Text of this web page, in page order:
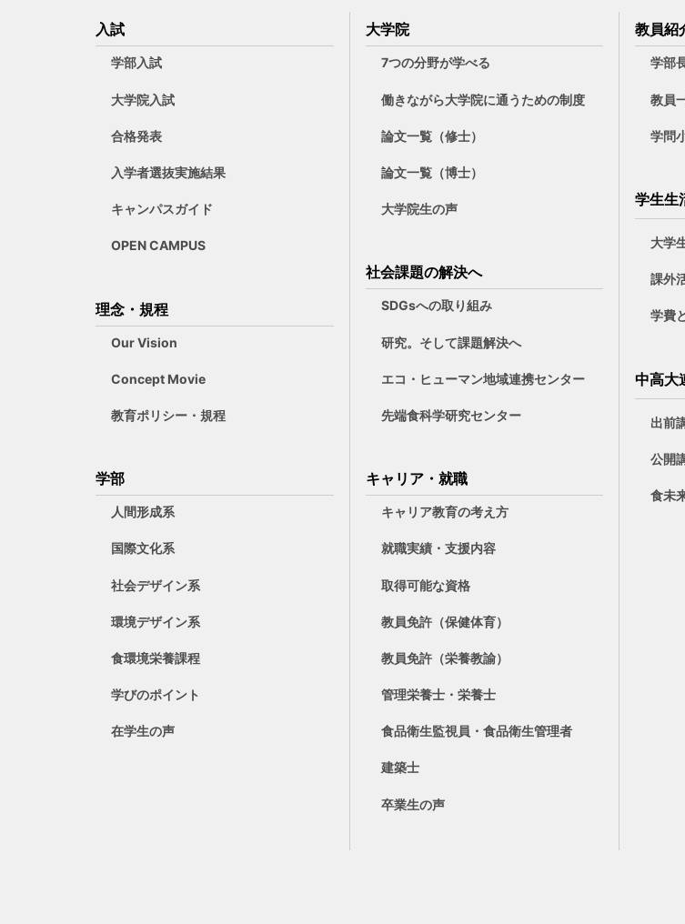
入試
学部入試
大学院入試
合格発表
入学者選抜実施結果
キャンパスガイド
OPEN CAMPUS
理念・規程
Our Vision
Concept Movie
教育ポリシー・規程
学部
人間形成系
国際文化系
社会デザイン系
環境デザイン系
食環境栄養課程
学びのポイント
在学生の声
大学院
7つの分野が学べる
働きながら大学院に通うための制度
論文一覧（修士）
論文一覧（博士）
大学院生の声
社会課題の解決へ
SDGsへの取り組み
研究。そして課題解決へ
エコ・ヒューマン地域連携センター
先端食科学研究センター
キャリア・就職
キャリア教育の考え方
就職実績・支援内容
取得可能な資格
教員免許（保健体育）
教員免許（栄養教諭）
管理栄養士・栄養士
食品衛生監視員・食品衛生管理者
建築士
卒業生の声
教員紹
学部
教員
学問
学生生
大学
課外
学費
中高大
出前
公開
食未